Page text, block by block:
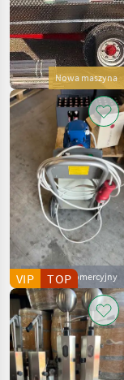
Nowa maszyna
Dostawca komercyjny
VIP TOP